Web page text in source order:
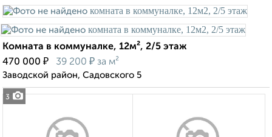
3
Комната в коммуналке, 12м², 2/5 этаж
470 000 ₽ 39 200 ₽ за м²
Заводской район, Садовского 5